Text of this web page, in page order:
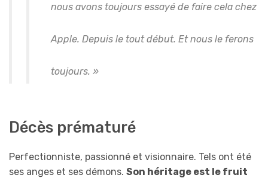
nous avons toujours essayé de faire cela chez
Apple. Depuis le tout début. Et nous le ferons
toujours. »
Décès prématuré
Perfectionniste, passionné et visionnaire. Tels ont été
ses anges et ses démons. Son héritage est le fruit